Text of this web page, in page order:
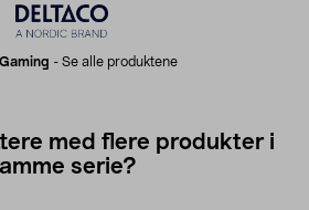
- Se alle produktene
med flere produkter i
serie?